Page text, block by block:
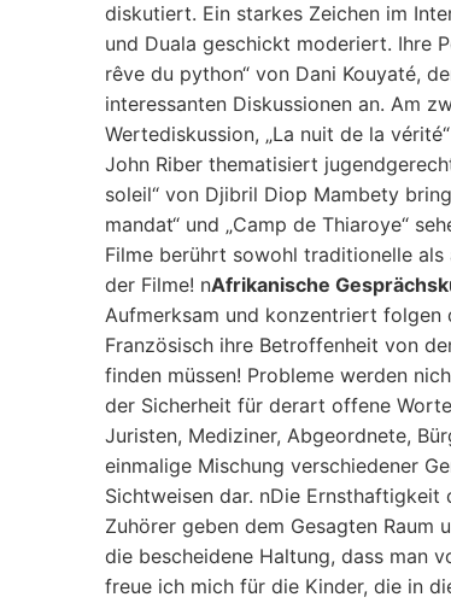
diskutiert. Ein starkes Zeichen im
und Duala geschickt moderiert. Ihre
rêve du python“ von Dani Kouyaté,
interessanten Diskussionen an. Am
Wertediskussion, „La nuit de la
John Riber thematisiert
soleil“ von Djibril Diop Mambety
mandat“ und „Camp de Thiaroye“
Filme berührt sowohl traditionelle
der Filme! nAfrikanische
Aufmerksam und konzentriert folgen
Französisch ihre Betroffenheit von
finden müssen! Probleme werden
der Sicherheit für derart offene
Juristen, Mediziner, Abgeordnete,
einmalige Mischung verschiedener
Sichtweisen dar. nDie Ernsthaftigkeit
Zuhörer geben dem Gesagten
die bescheidene Haltung, dass man
freue ich mich für die Kinder, die in